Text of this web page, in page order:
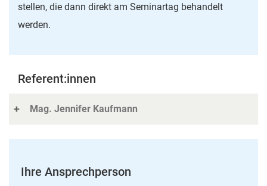
stellen, die dann direkt am Seminartag behandelt
werden.
Referent:innen
Mag. Jennifer Kaufmann
Ihre Ansprechperson